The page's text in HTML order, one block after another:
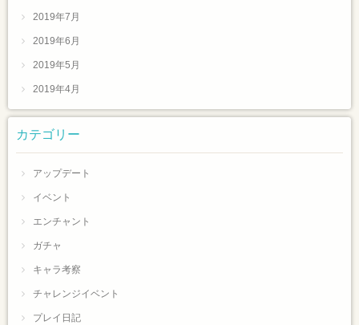
2019年7月
2019年6月
2019年5月
2019年4月
カテゴリー
アップデート
イベント
エンチャント
ガチャ
キャラ考察
チャレンジイベント
プレイ日記